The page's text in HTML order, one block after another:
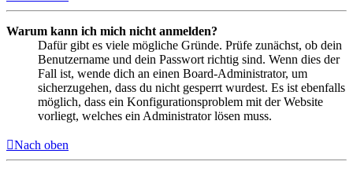
Warum kann ich mich nicht anmelden?
Dafür gibt es viele mögliche Gründe. Prüfe zunächst, ob dein
Benutzername und dein Passwort richtig sind. Wenn dies der
Fall ist, wende dich an einen Board-Administrator, um
sicherzugehen, dass du nicht gesperrt wurdest. Es ist ebenfalls
möglich, dass ein Konfigurationsproblem mit der Website
vorliegt, welches ein Administrator lösen muss.
Nach oben